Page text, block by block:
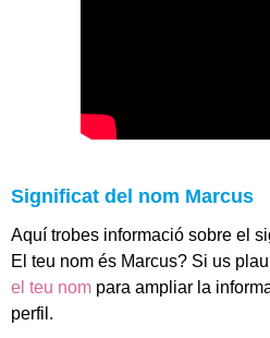
Significat del nom Marcus
Aquí trobes informació sobre el
El teu nom és Marcus? Si us
el teu nom para ampliar la
perfil.